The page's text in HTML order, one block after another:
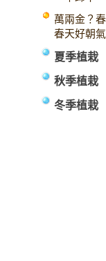
萬兩金？
春天好朝氣
夏季植栽
秋季植栽
冬季植栽